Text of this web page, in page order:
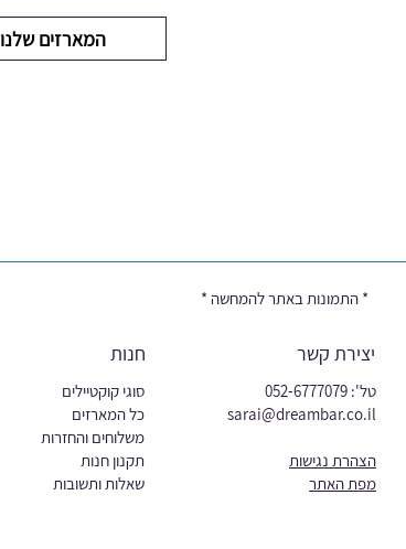
המארזים שלנו
* התמונות באתר להמחשה *
חנות
סוגי קוקטיילים
כל המארזים
משלוחים והחזרות
תקנון חנות
שאלות ותשובות
יצירת קשר
טל': 052-6777079
sarai@dreambar.co.il
הצהרת נגישות
מפת האתר